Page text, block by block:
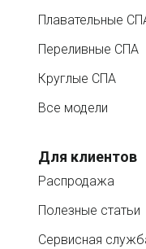
Плавательные
Переливные СПА
Круглые СПА
Все модели
Для клиентов
Распродажа
Полезные статьи
Сервисная